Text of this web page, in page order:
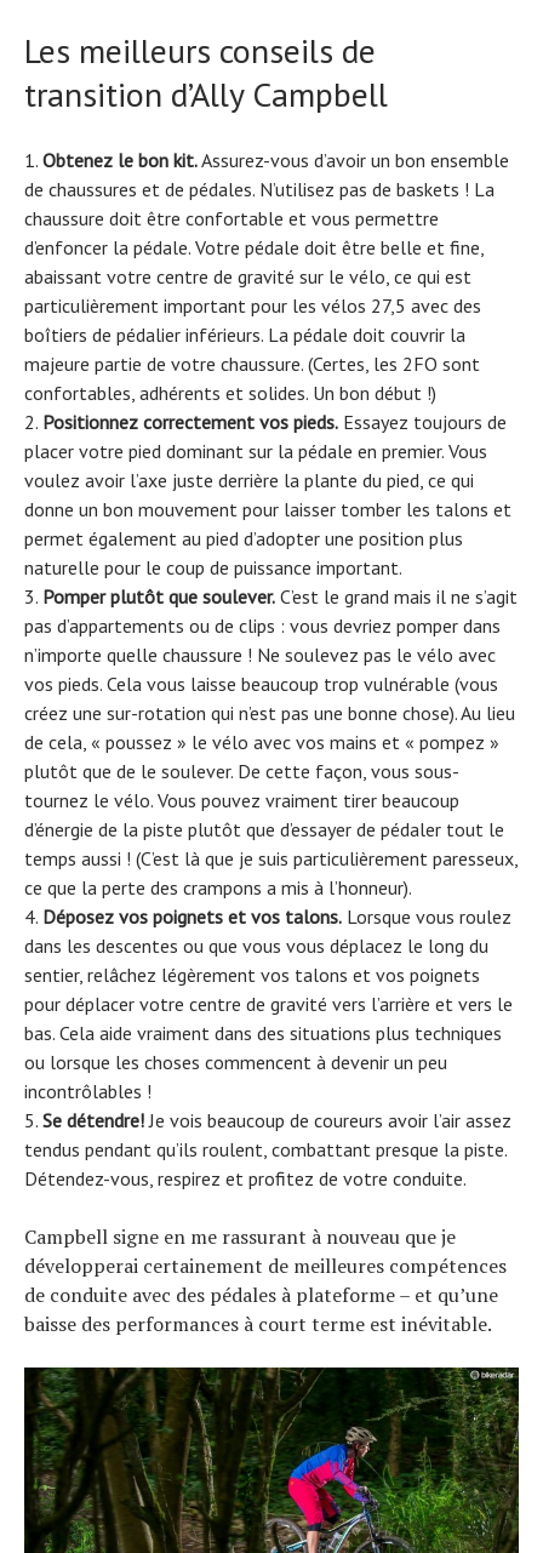
Les meilleurs conseils de
transition d’Ally Campbell
Obtenez le bon kit.Assurez-vous d’avoir un bon ensemble
de chaussures et de pédales. N’utilisez pas de baskets ! La
chaussure doit être confortable et vous permettre
d’enfoncer la pédale. Votre pédale doit être belle et fine,
abaissant votre centre de gravité sur le vélo, ce qui est
particulièrement important pour les vélos 27,5 avec des
boîtiers de pédalier inférieurs. La pédale doit couvrir la
majeure partie de votre chaussure. (Certes, les 2FO sont
confortables, adhérents et solides. Un bon début !)
Positionnez correctement vos pieds. Essayez toujours de
placer votre pied dominant sur la pédale en premier. Vous
voulez avoir l’axe juste derrière la plante du pied, ce qui
donne un bon mouvement pour laisser tomber les talons et
permet également au pied d’adopter une position plus
naturelle pour le coup de puissance important.
Pomper plutôt que soulever. C’est le grand mais il ne s’agit
pas d’appartements ou de clips : vous devriez pomper dans
n’importe quelle chaussure ! Ne soulevez pas le vélo avec
vos pieds. Cela vous laisse beaucoup trop vulnérable (vous
créez une sur-rotation qui n’est pas une bonne chose). Au lieu
de cela, « poussez » le vélo avec vos mains et « pompez »
plutôt que de le soulever. De cette façon, vous sous-
tournez le vélo. Vous pouvez vraiment tirer beaucoup
d’énergie de la piste plutôt que d’essayer de pédaler tout le
temps aussi ! (C’est là que je suis particulièrement paresseux,
ce que la perte des crampons a mis à l’honneur).
Déposez vos poignets et vos talons. Lorsque vous roulez
dans les descentes ou que vous vous déplacez le long du
sentier, relâchez légèrement vos talons et vos poignets
pour déplacer votre centre de gravité vers l’arrière et vers le
bas. Cela aide vraiment dans des situations plus techniques
ou lorsque les choses commencent à devenir un peu
incontrôlables !
Se détendre!Je vois beaucoup de coureurs avoir l’air assez
tendus pendant qu’ils roulent, combattant presque la piste.
Détendez-vous, respirez et profitez de votre conduite.
Campbell signe en me rassurant à nouveau que je
développerai certainement de meilleures compétences
de conduite avec des pédales à plateforme – et qu’une
baisse des performances à court terme est inévitable.